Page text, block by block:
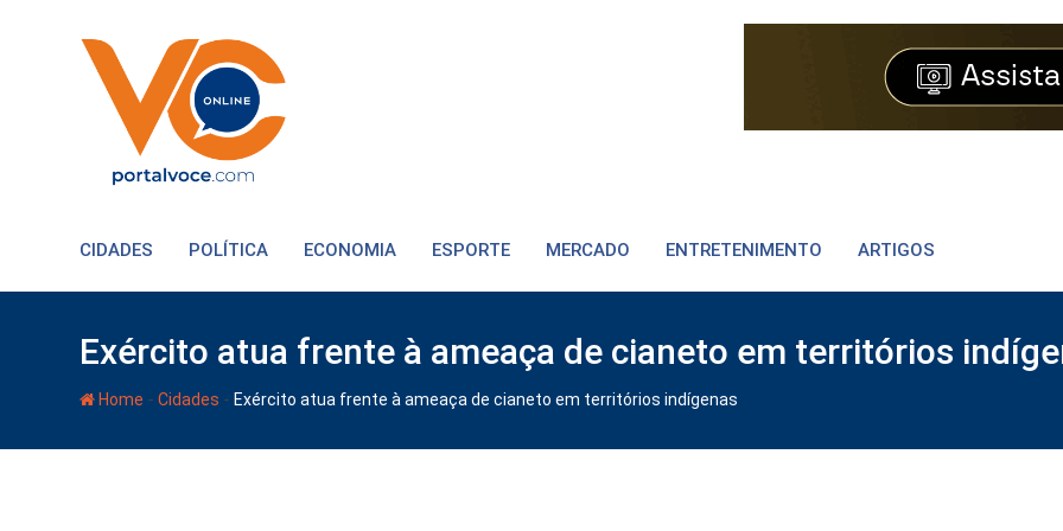
CIDADES POLÍTICA ECONOMIA ESPORTE MERCADO ENTRETENIMENTO ARTIGOS
Exército atua frente à ameaça de cianeto em territórios
Home - Cidades - Exército atua frente à ameaça de cianeto em territórios indígenas